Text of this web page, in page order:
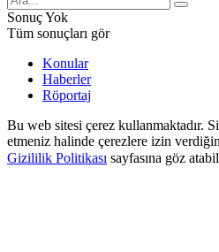
Sonuç Yok
Tüm sonuçları gör
Konular
Haberler
Röportaj
Bu web sitesi çerez kullanmaktadır.
etmeniz halinde çerezlere izin
Gizililik Politikası sayfasına göz